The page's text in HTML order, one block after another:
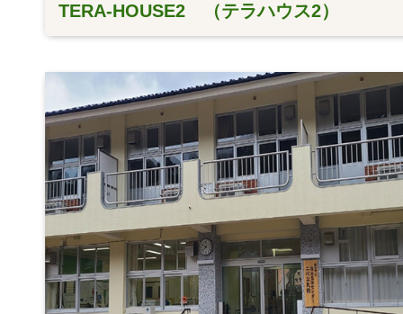
TERA-HOUSE2 （テラハウス2）